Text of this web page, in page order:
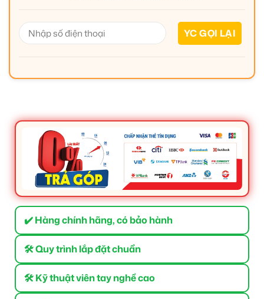
✔️ Hàng chính hãng, có bảo hành
🛠 Quy trình lắp đặt chuẩn
🛠 Kỹ thuật viên tay nghề cao